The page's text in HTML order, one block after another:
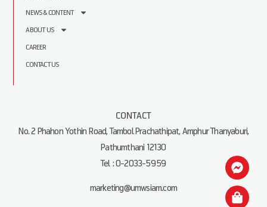
NEWS & CONTENT
ABOUT US
CAREER
CONTACT US
CONTACT
No. 2 Phahon Yothin Road, Tambol Prachathipat, Amphur Thanyaburi,
Pathumthani 12130
Tel : 0-2033-5959
marketing@umwsiam.com